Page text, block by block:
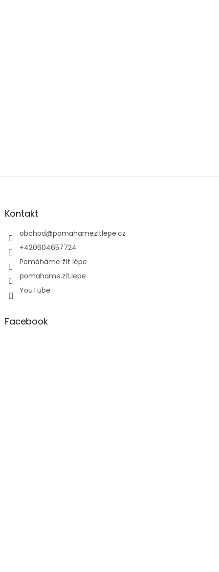
Z
aKontakt
obchod@pomahamezitlepe.cz
+420604657724
Pomáháme žít lépe
pomahame.zit.lepe
YouTube
Facebook